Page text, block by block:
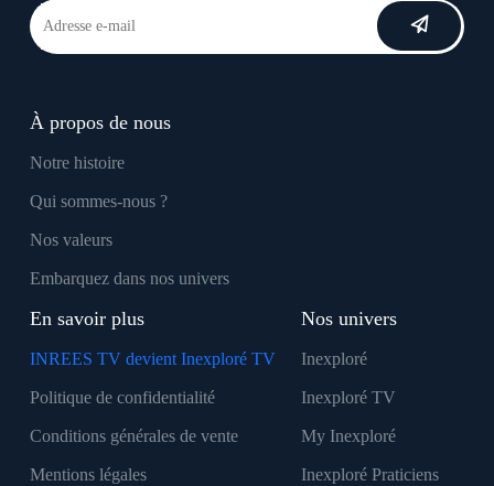
À propos de nous
Notre histoire
Qui sommes-nous ?
Nos valeurs
Embarquez dans nos univers
En savoir plus
INREES TV devient Inexploré TV
Politique de confidentialité
Conditions générales de vente
Mentions légales
Nos univers
Inexploré
Inexploré TV
My Inexploré
Inexploré Praticiens